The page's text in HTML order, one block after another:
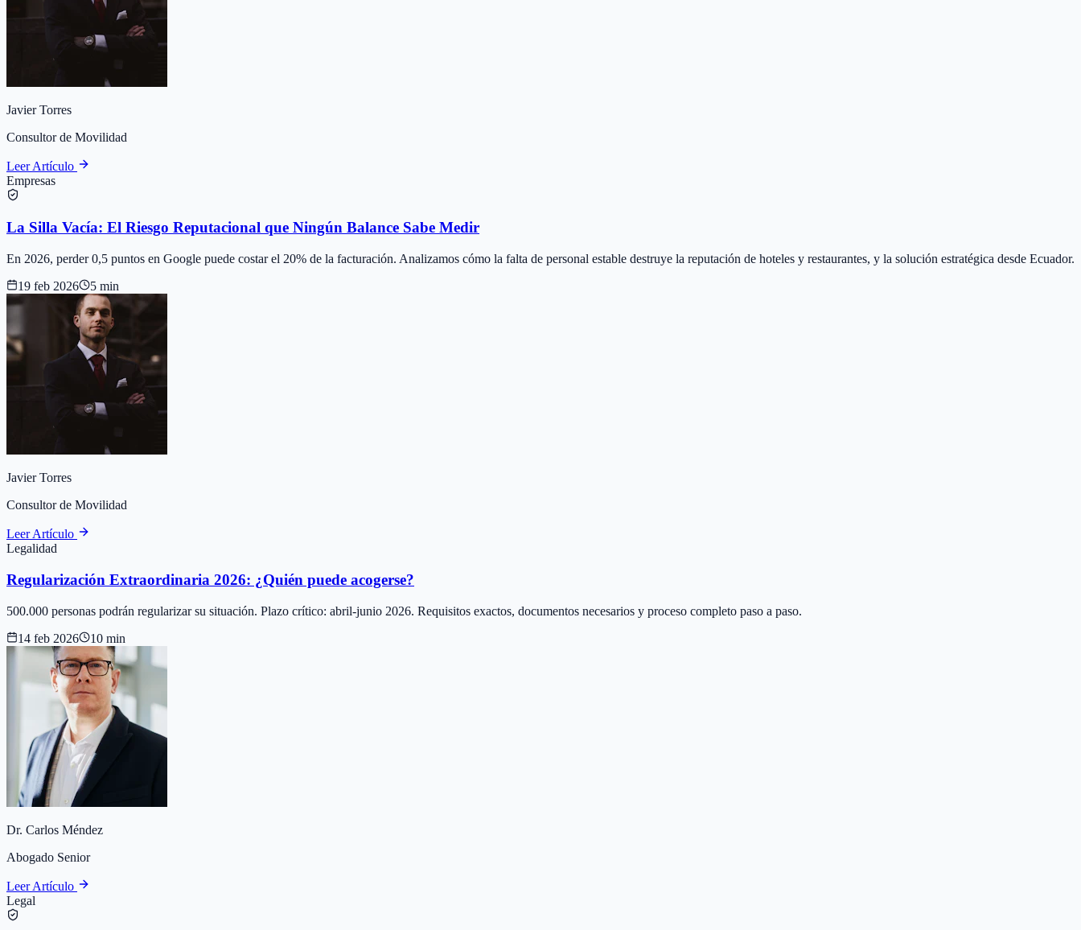
Javier Torres
Consultor de Movilidad
Leer Artículo
Empresas
La Silla Vacía: El Riesgo Reputacional que Ningún Balance Sabe Medir
En 2026, perder 0,5 puntos en Google puede costar el 20% de la facturación. Analizamos cómo la falta de personal estable destruye la reputación de hoteles y restaurantes, y la solución estratégica desde Ecuador.
19 feb 2026
5 min
Javier Torres
Consultor de Movilidad
Leer Artículo
Legalidad
Regularización Extraordinaria 2026: ¿Quién puede acogerse?
500.000 personas podrán regularizar su situación. Plazo crítico: abril-junio 2026. Requisitos exactos, documentos necesarios y proceso completo paso a paso.
14 feb 2026
10 min
Dr. Carlos Méndez
Abogado Senior
Leer Artículo
Legal